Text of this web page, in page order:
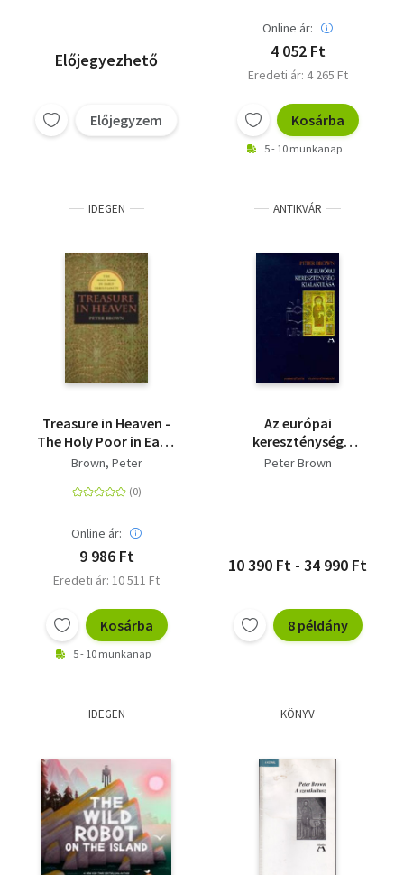
Előjegyezhető
Előjegyzem
Online ár:
4 052 Ft
Eredeti ár: 4 265 Ft
Kosárba
5 - 10 munkanap
IDEGEN
Treasure in Heaven -
The Holy Poor in Early
Christianity
Brown, Peter
Online ár:
9 986 Ft
Eredeti ár: 10 511 Ft
Kosárba
5 - 10 munkanap
ANTIKVÁR
Az európai
kereszténység
kialakulása
Peter Brown
10 390 Ft - 34 990 Ft
8 példány
IDEGEN KÖNYV